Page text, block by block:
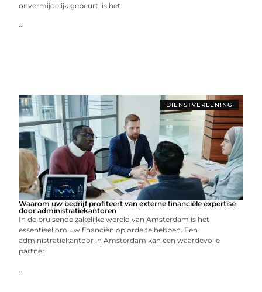
onvermijdelijk gebeurt, is het
...
DIENSTVERLENING
Waarom uw bedrijf profiteert van externe financiële expertise
door administratiekantoren
In de bruisende zakelijke wereld van Amsterdam is het
essentieel om uw financiën op orde te hebben. Een
administratiekantoor in Amsterdam kan een waardevolle
partner
...